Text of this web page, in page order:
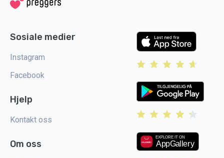
Sosiale medier
Instagram
Facebook
Hjelp
Kontakt oss
Om oss